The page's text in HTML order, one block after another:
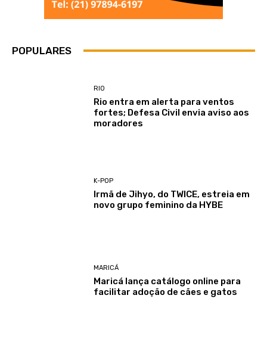
POPULARES
RIO
Rio entra em alerta para ventos
fortes; Defesa Civil envia aviso aos
moradores
K-POP
Irmã de Jihyo, do TWICE, estreia em
novo grupo feminino da HYBE
MARICÁ
Maricá lança catálogo online para
facilitar adoção de cães e gatos